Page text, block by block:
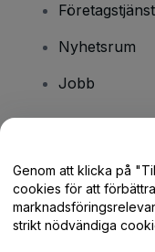
Nyhetsrum
Jobb
Hjälpcenter /
Genom att klicka på
cookies för att
strikt nödvändiga